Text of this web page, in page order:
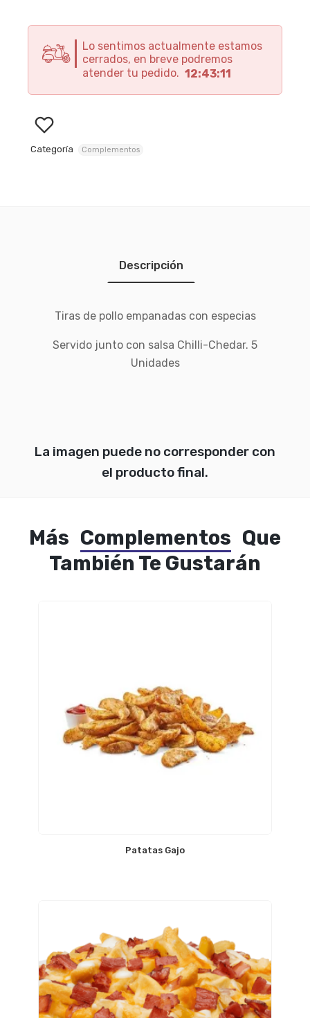
Lo sentimos actualmente estamos
cerrados, en breve podremos
atender tu pedido. 12:43:10
Categoría Complementos
Descripción
Tiras de pollo empanadas con especias
Servido junto con salsa Chilli-Chedar. 5
Unidades
La imagen puede no corresponder con
el producto final.
Más Complementos Que
También Te Gustarán
Patatas Gajo